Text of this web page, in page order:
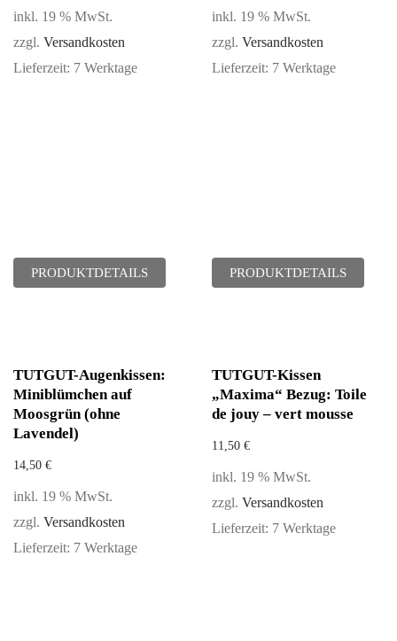
inkl. 19 % MwSt.
zzgl. Versandkosten
Lieferzeit: 7 Werktage
PRODUKTDETAILS
inkl. 19 % MwSt.
zzgl. Versandkosten
Lieferzeit: 7 Werktage
PRODUKTDETAILS
TUTGUT-Augenkissen:
Miniblümchen auf
Moosgrün (ohne
Lavendel)
14,50 €
inkl. 19 % MwSt.
zzgl. Versandkosten
Lieferzeit: 7 Werktage
TUTGUT-Kissen
„Maxima“ Bezug: Toile
de jouy – vert mousse
11,50 €
inkl. 19 % MwSt.
zzgl. Versandkosten
Lieferzeit: 7 Werktage